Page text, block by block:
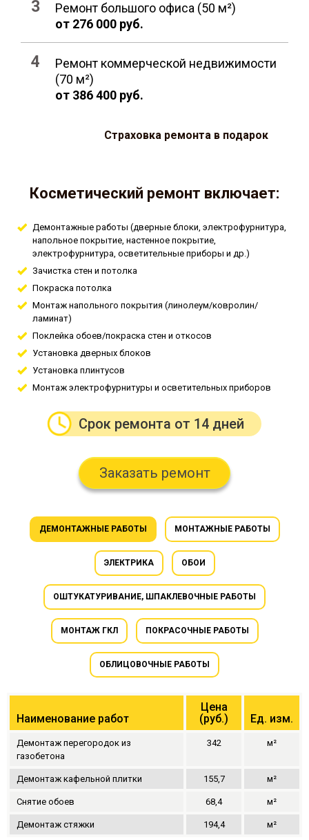
Ремонт большого офиса (50 м²)
от 276 000 руб.
Ремонт коммерческой недвижимости
(70 м²)
от 386 400 руб.
Страховка ремонта в подарок
Косметический ремонт включает:
Демонтажные работы (дверные блоки, электрофурнитура,
напольное покрытие, настенное покрытие,
электрофурнитура, осветительные приборы и др.)
Зачистка стен и потолка
Покраска потолка
Монтаж напольного покрытия (линолеум/ковролин/
ламинат)
Поклейка обоев/покраска стен и откосов
Установка дверных блоков
Установка плинтусов
Монтаж электрофурнитуры и осветительных приборов
Срок ремонта от 14 дней
Заказать ремонт
ДЕМОНТАЖНЫЕ РАБОТЫ МОНТАЖНЫЕ РАБОТЫ
ЭЛЕКТРИКА ОБОИ
ОШТУКАТУРИВАНИЕ, ШПАКЛЕВОЧНЫЕ РАБОТЫ
МОНТАЖ ГКЛ ПОКРАСОЧНЫЕ РАБОТЫ
ОБЛИЦОВОЧНЫЕ РАБОТЫ
Наименование работ
Цена
(руб.)
Ед. изм.
Демонтаж перегородок из
газобетона
342 м²
Демонтаж кафельной плитки 155,7 м²
Снятие обоев 68,4 м²
Демонтаж стяжки 194,4 м²